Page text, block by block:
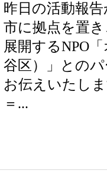
昨日の活動報
市に拠点を置
展開するNPO
谷区）」との
お伝えいたし
＝...